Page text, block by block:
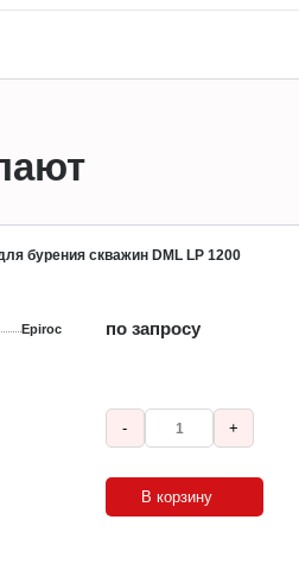
бурения скважин DML LP 1200
Epiroc по запросу
- +
В корзину